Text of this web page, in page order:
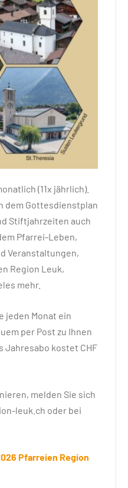
(11x jährlich).
dem Gottesdienstplan
Stiftjahrzeiten auch
Pfarrei-Leben,
Veranstaltungen,
Region Leuk,
mehr.
jeden Monat ein
per Post zu Ihnen
Jahresabo kostet CHF
melden Sie sich
leuk.ch oder bei
Pfarreien Region